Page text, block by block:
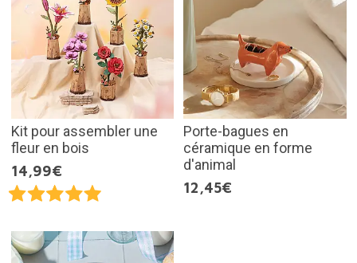
Kit pour assembler une
fleur en bois
14,99€
Porte-bagues en
céramique en forme
d'animal
12,45€